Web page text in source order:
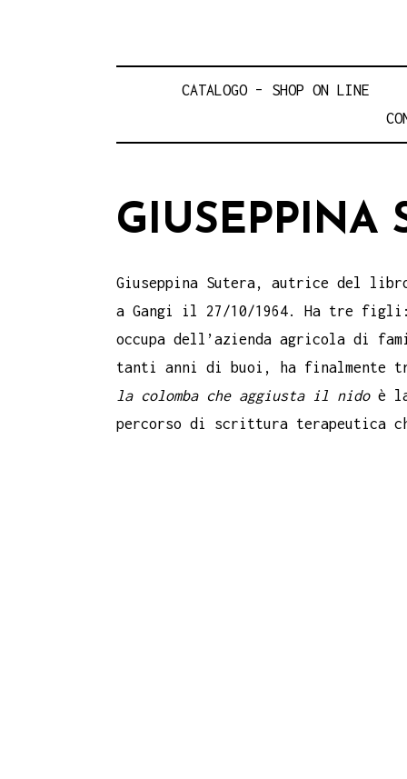
CATALOGO – SHOP ON LINE
GIUSEPPINA
Giuseppina Sutera, autrice del
a Gangi il 27/10/1964. Ha tre
occupa dell’azienda agricola di
tanti anni di buoi, ha finalmente
la colomba che aggiusta il nidoè la
percorso di scrittura terapeutica